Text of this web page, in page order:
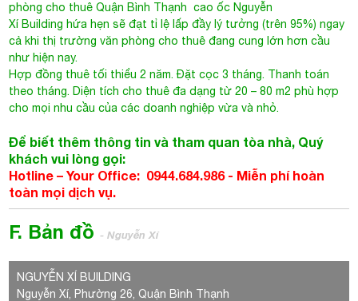
phòng cho thuê Quận Bình Thạnh cao ốc Nguyễn
Xí Building hứa hẹn sẽ đạt tỉ lệ lấp đầy lý tưởng (trên 95%) ngay
cả khi thị trường văn phòng cho thuê đang cung lớn hơn cầu
như hiện nay.
Hợp đồng thuê tối thiểu 2 năm. Đặt cọc 3 tháng. Thanh toán
theo tháng. Diện tích cho thuê đa dạng từ 20 – 80 m2 phù hợp
cho mọi nhu cầu của các doanh nghiệp vừa và nhỏ.
Để biết thêm thông tin và tham quan tòa nhà, Quý
khách vui lòng gọi:
Hotline – Your Office: 0944.684.986 - Miễn phí hoàn
toàn mọi dịch vụ.
F. Bản đồ- Nguyễn Xí
NGUYỄN XÍ BUILDING
Nguyễn Xí, Phường 26, Quận Bình Thạnh